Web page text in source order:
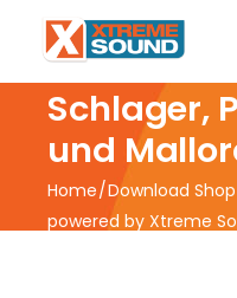
Xtreme
Schlager,
und
Home Download Shop
powered by Xtreme